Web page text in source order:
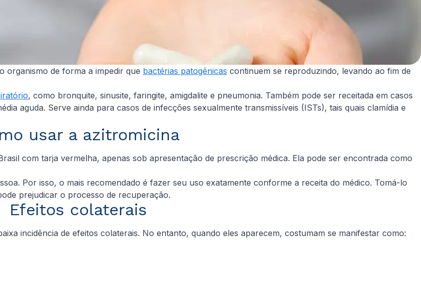
organismo de forma a impedir que bactérias patogênicas continuem se reproduzindo, levando ao fim de
, como bronquite, sinusite, faringite, amigdalite e pneumonia. Também pode ser receitada em casos
aguda. Serve ainda para casos de infecções sexualmente transmissíveis (ISTs), tais quais clamídia e
usar a azitromicina
com tarja vermelha, apenas sob apresentação de prescrição médica. Ela pode ser encontrada como
Por isso, o mais recomendado é fazer seu uso exatamente conforme a receita do médico. Tomá-lo
prejudicar o processo de recuperação.
Efeitos colaterais
incidência de efeitos colaterais. No entanto, quando eles aparecem, costumam se manifestar como: